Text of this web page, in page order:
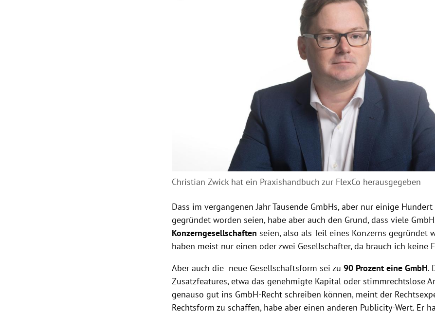
Christian Zwick hat ein Praxishandbuch zur FlexCo herausgegeben
Dass im vergangenen Jahr Tausende GmbHs, aber nur einige Hundert
gegründet worden seien, habe aber auch den Grund, dass viele
Konzerngesellschaften seien, also als Teil eines Konzerns gegründet
haben meist nur einen oder zwei Gesellschafter, da brauch ich keine
Aber auch die neue Gesellschaftsform sei zu 90 Prozent eine GmbH.
Zusatzfeatures, etwa das genehmigte Kapital oder stimmrechtslose
genauso gut ins GmbH-Recht schreiben können, meint der
Rechtsform zu schaffen, habe aber einen anderen Publicity-Wert. Er